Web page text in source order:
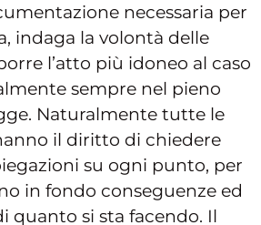
necessaria per
indaga la volontà delle
l’atto più idoneo al caso
sempre nel pieno
Naturalmente tutte le
il diritto di chiedere
su ogni punto, per
in fondo conseguenze ed
quanto si sta facendo. Il